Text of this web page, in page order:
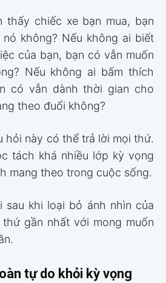
thấy chiếc xe bạn mua, bạn
không? Nếu không ai biết
của bạn, bạn có vẫn muốn
Nếu không ai bấm thích
có vẫn dành thời gian cho
theo đuổi không?
hỏi này có thể trả lời mọi thứ.
tách khá nhiều lớp kỳ vọng
mang theo trong cuộc sống.
khi loại bỏ ánh nhìn của
gần nhất với mong muốn
tự do khỏi kỳ vọng